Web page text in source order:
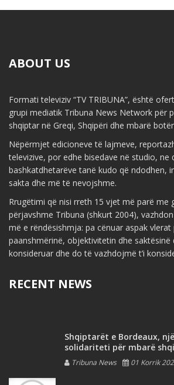
ABOUT US
Formati televiziv “TV TRIBUNA”, është
grupi mediatik Tribuna News Network për
shqiptar në Greqi, Shqipëri dhe mbarë
Nëpërmjet edicioneve të lajmeve,
televizive, por edhe bisedave në studio, ne
bashkatdhetarëve tanë kudo që ndodhen,
sakta dhe më të nevojshme.
Rrugëtimi që nisi rreth 15 vjet më parë me
përjavshme Tribuna (shkurt 2004),
më e rëndësishmja: pa cënuar aspak
paanshmërinë, objektivitetin dhe saktësinë
konsideruar dhe do të vazhdojmë t’i
RECENT NEWS
Shqiptarët e Bordeaux,
solidariteti për mbarë
Tribuna News 01 Korrik